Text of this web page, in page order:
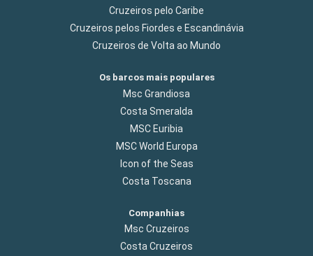
Cruzeiros pelo Caribe
Cruzeiros pelos Fiordes e Escandinávia
Cruzeiros de Volta ao Mundo
Os barcos mais populares
Msc Grandiosa
Costa Smeralda
MSC Euribia
MSC World Europa
Icon of the Seas
Costa Toscana
Companhias
Msc Cruzeiros
Costa Cruzeiros